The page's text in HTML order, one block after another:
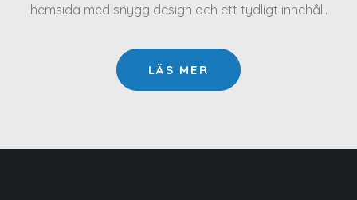
hemsida med snygg design och ett tydligt innehåll.
LÄS MER